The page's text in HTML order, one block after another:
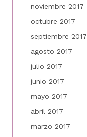
noviembre 2017
octubre 2017
septiembre 2017
agosto 2017
julio 2017
junio 2017
mayo 2017
abril 2017
marzo 2017